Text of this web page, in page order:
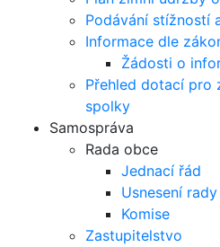
Podávání stížností
Informace dle
Žádosti o
Přehled dotací pro
spolky
Samospráva
Rada obce
Jednací řád
Usnesení rady
Komise
Zastupitelstvo